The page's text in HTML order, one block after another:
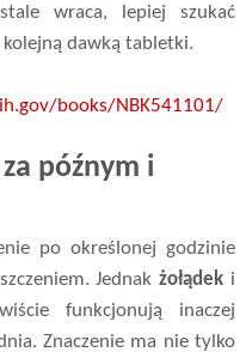
wraca, lepiej szukać
dawką tabletki.
books/NBK541101/
późnym i
po określonej godzinie
Jednakżołądek i
funkcjonują inaczej
Znaczenie ma nie tylko